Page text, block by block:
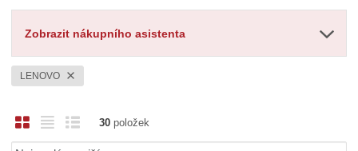
Zobrazit nákupního asistenta
LENOVO
O
b
a
Ř
á
30položek